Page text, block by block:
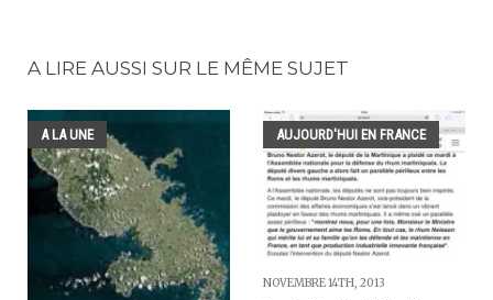
A LIRE AUSSI SUR LE MÊME SUJET
A LA UNE AUJOURD'HUI EN FRANCE
NOVEMBRE 14TH, 2013